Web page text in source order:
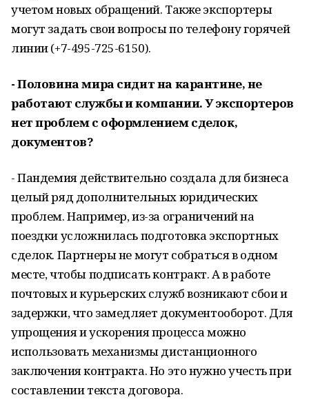
учетом новых обращений. Также экспортеры
могут задать свои вопросы по телефону горячей
линии (+7-495-725-6150).
- Половина мира сидит на карантине, не
работают службы и компании. У экспортеров
нет проблем с оформлением сделок,
документов?
- Пандемия действительно создала для бизнеса
целый ряд дополнительных юридических
проблем. Например, из-за ограничений на
поездки усложнилась подготовка экспортных
сделок. Партнеры не могут собраться в одном
месте, чтобы подписать контракт. А в работе
почтовых и курьерских служб возникают сбои и
задержки, что замедляет документооборот. Для
упрощения и ускорения процесса можно
использовать механизмы дистанционного
заключения контракта. Но это нужно учесть при
составлении текста договора.